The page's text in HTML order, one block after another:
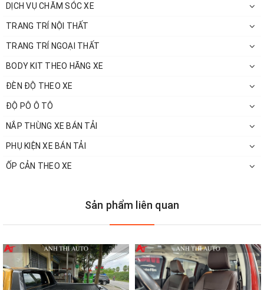
Chăm sóc xe chuyên nghiệp
------
Kênh
Hotline hỗ trợ khách hàng (Zalo):
TÔI
DỊCH VỤ CHĂM SÓC XE
TRANG TRÍ NỘI THẤT
TRANG TRÍ NGOẠI THẤT
BODY KIT THEO HÃNG XE
ĐÈN ĐỘ THEO XE
ĐỘ PÔ Ô TÔ
NẮP THÙNG XE BÁN TẢI
PHỤ KIỆN XE BÁN TẢI
ỐP CẢN THEO XE
Sản phẩm liên quan